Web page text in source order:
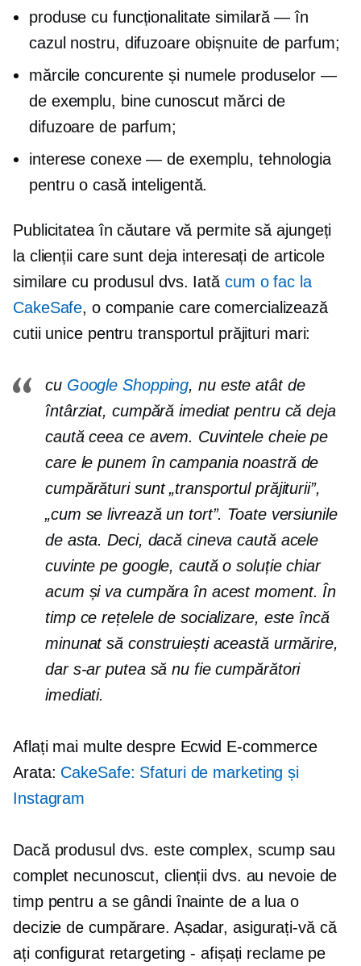
produse cu funcționalitate similară — în
cazul nostru, difuzoare obișnuite de parfum;
mărcile concurente și numele produselor —
de exemplu, bine cunoscutmărci de
difuzoare de parfum;
interese conexe — de exemplu, tehnologia
pentru o casă inteligentă.
Publicitatea în căutare vă permite să ajungeți
la clienții care sunt deja interesați de articole
similare cu produsul dvs. Iată cum o fac la
CakeSafe, o companie care comercializează
cutii unice pentru transportul prăjituri mari:
cu Google Shopping, nu este atât de
întârziat, cumpără imediat pentru că deja
caută ceea ce avem. Cuvintele cheie pe
care le punem în campania noastră de
cumpărături sunt „transportul prăjiturii”,
„cum se livrează un tort”. Toate versiunile
de asta. Deci, dacă cineva caută acele
cuvinte pe google, caută o soluție chiar
acum și va cumpăra în acest moment. În
timp ce rețelele de socializare, este încă
minunat să construiești această urmărire,
dar s-ar putea să nu fie cumpărători
imediati.
Aflați mai multe despre Ecwid E-commerce
Arata: CakeSafe: Sfaturi de marketing și
Instagram
Dacă produsul dvs. este complex, scump sau
complet necunoscut, clienții dvs. au nevoie de
timp pentru a se gândi înainte de a lua o
decizie de cumpărare. Așadar, asigurați-vă că
ați configurat retargeting - afișați reclame pe